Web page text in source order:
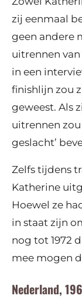
zij eenmaal
geen andere
uitrennen
in een
finishlijn zou
geweest. Als
uitrennen
geslacht’
Zelfs tijdens
Katherine
Hoewel ze
in staat zijn
nog tot 1972
mee mogen
Nederland,